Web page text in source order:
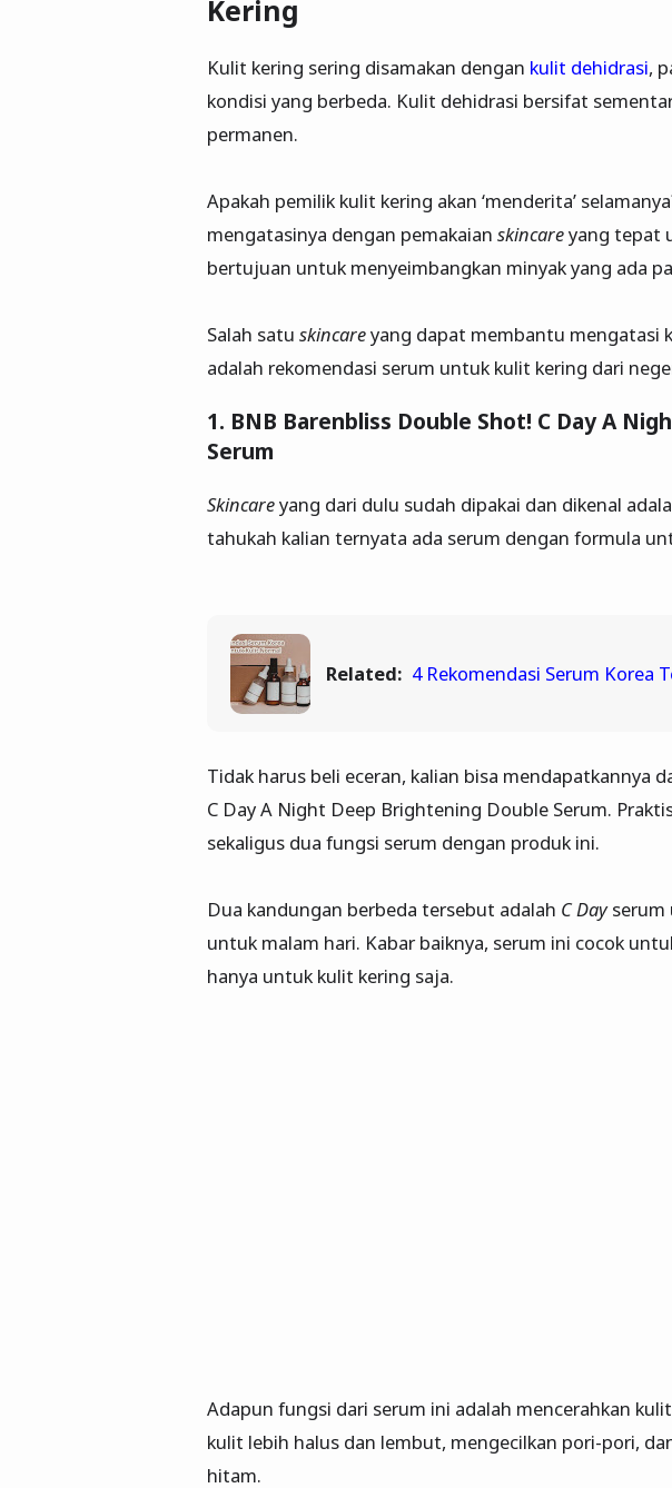
Kering
Kulit kering sering disamakan dengan kulit dehidrasi,
kondisi yang berbeda. Kulit dehidrasi bersifat
permanen.
Apakah pemilik kulit kering akan ‘menderita’
mengatasinya dengan pemakaian skincareyang tepat
bertujuan untuk menyeimbangkan minyak yang ada
Salah satu skincareyang dapat membantu mengatasi
adalah rekomendasi serum untuk kulit kering dari
1. BNB Barenbliss Double Shot! C Day A
Serum
Skincareyang dari dulu sudah dipakai dan dikenal
tahukah kalian ternyata ada serum dengan formula
Related: 4 Rekomendasi Serum Korea
Tidak harus beli eceran, kalian bisa mendapatkannya
C Day A Night Deep Brightening Double Serum.
sekaligus dua fungsi serum dengan produk ini.
Dua kandungan berbeda tersebut adalah C Dayserum
untuk malam hari. Kabar baiknya, serum ini cocok
hanya untuk kulit kering saja.
Adapun fungsi dari serum ini adalah mencerahkan
kulit lebih halus dan lembut, mengecilkan pori-pori,
hitam.